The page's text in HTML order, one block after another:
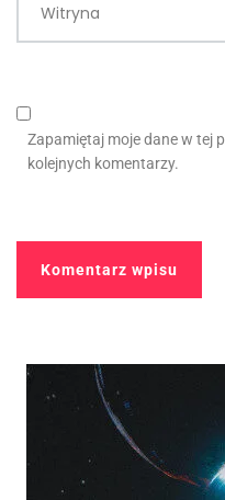
Witryna
Zapamiętaj moje dane w tej
kolejnych komentarzy.